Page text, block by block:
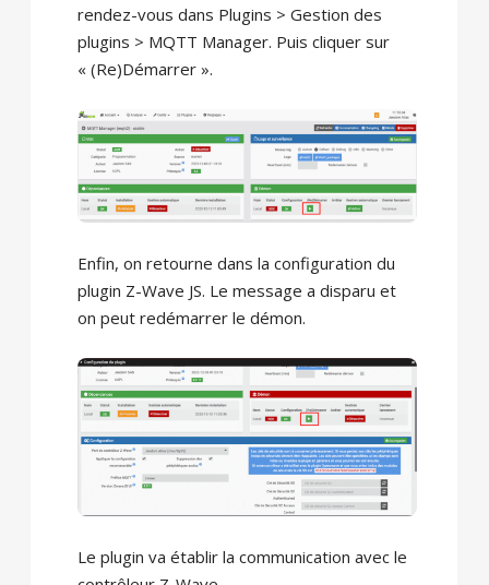
rendez-vous dans Plugins > Gestion des
plugins > MQTT Manager. Puis cliquer sur
« (Re)Démarrer ».
Enfin, on retourne dans la configuration du
plugin Z-Wave JS. Le message a disparu et
on peut redémarrer le démon.
Le plugin va établir la communication avec le